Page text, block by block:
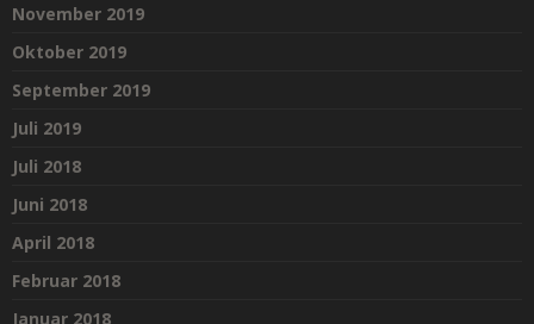
November 2019
Oktober 2019
September 2019
Juli 2019
Juli 2018
Juni 2018
April 2018
Februar 2018
Januar 2018